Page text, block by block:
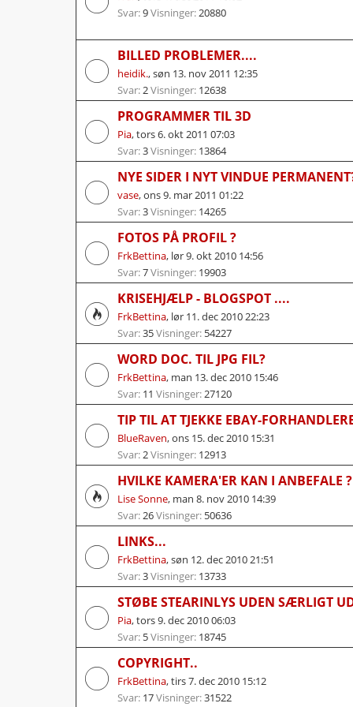
Svar:9Visninger:20880
BILLED PROBLEMER....
heidik.,søn 13. nov 2011 12:35
Svar:2Visninger: 12638
PROGRAMMER TIL 3D
Pia,tors 6. okt 2011 07:03
Svar:3Visninger: 13864
NYE SIDER I NYT VINDUE
vase,ons 9. mar 2011 01:22
Svar:3Visninger: 14265
FOTOS PÅ PROFIL ?
FrkBettina, lør 9. okt 2010 14:56
Svar:7Visninger: 19903
KRISEHJÆLP - BLOGSPOT ....
FrkBettina, lør 11. dec 2010 22:23
Svar:35Visninger: 54227
WORD DOC. TIL JPG FIL?
FrkBettina, man 13. dec 2010 15:46
Svar: 11 Visninger:27120
TIP TIL AT TJEKKE EBAY-
BlueRaven,ons 15. dec 2010 15:31
Svar:2Visninger: 12913
HVILKE KAMERA'ER KAN I ANBEFALE ?
Lise Sonne, man 8. nov 2010 14:39
Svar:26Visninger: 50636
LINKS...
FrkBettina,søn 12. dec 2010 21:51
Svar:3Visninger: 13733
STØBE STEARINLYS UDEN SÆRLIGT
Pia,tors 9. dec 2010 06:03
Svar: 5Visninger: 18745
COPYRIGHT..
FrkBettina,tirs 7. dec 2010 15:12
Svar: 17Visninger:31522